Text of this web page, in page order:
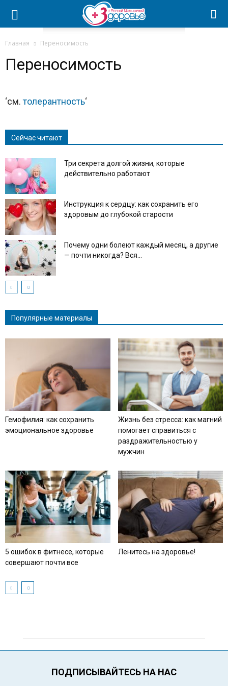
Главная Переносимость
Переносимость
‘см.толерантность‘
Сейчас читают
Три секрета долгой жизни, которые
действительно работают
Инструкция к сердцу: как сохранить его
здоровым до глубокой старости
Почему одни болеют каждый месяц, а другие
— почти никогда? Вся...
Популярные материалы
Гемофилия: как сохранить
эмоциональное здоровье
Жизнь без стресса: как магний
помогает справиться с
раздражительностью у
мужчин
5 ошибок в фитнесе, которые
совершают почти все
Ленитесь на здоровье!
ПОДПИСЫВАЙТЕСЬ НА НАС